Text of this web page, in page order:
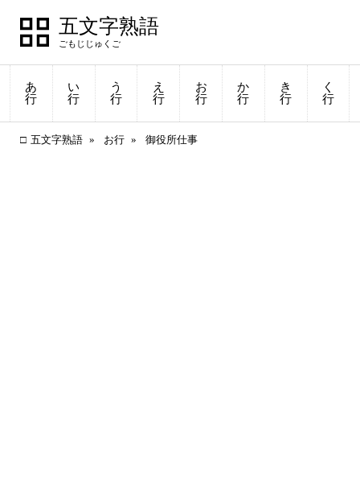
五文字熟語
あ
行
い
行
う
行
え
行
お
行
か
行
き
行
く
行
五文字熟語 お行 御役所仕事